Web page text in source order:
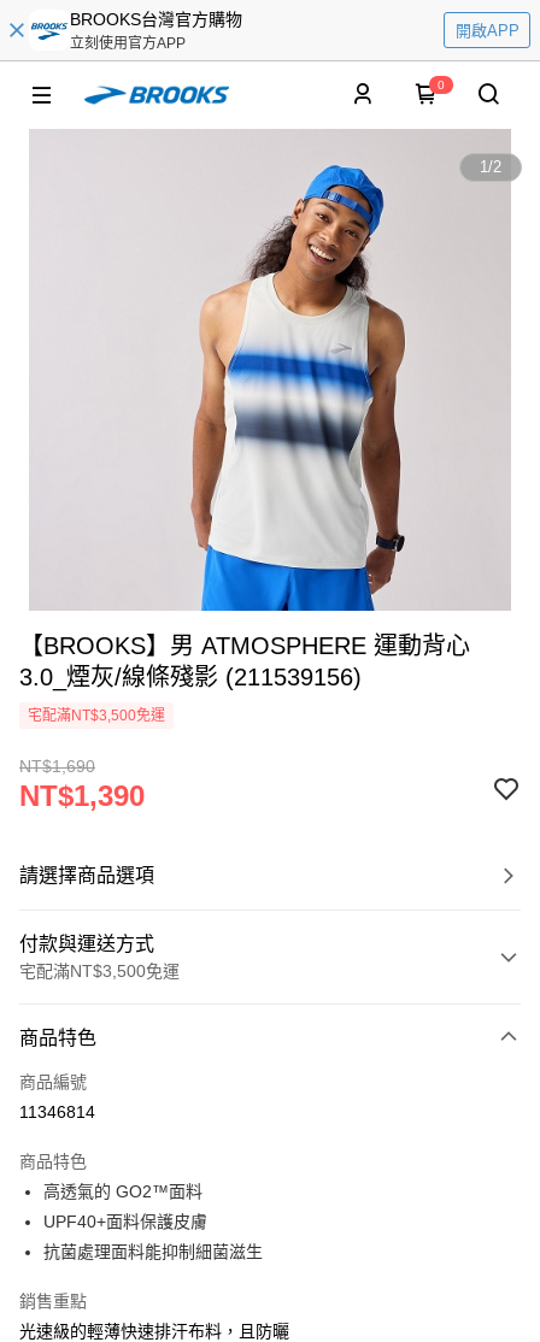
BROOKS台灣官方購物
立刻使用官方APP
開啟APP
0
1/2
【BROOKS】男 ATMOSPHERE 運動背心
3.0_煙灰/線條殘影 (211539156)
宅配滿NT$3,500免運
NT$1,690
NT$1,390
請選擇商品選項
付款與運送方式
宅配滿NT$3,500免運
信用卡一次付款
ATM付款
運送方式
宅配
每筆NT$100，滿NT$3,500(含以上)免運費
商品特色
商品編號
11346814
商品特色
高透氣的 GO2™面料
UPF40+面料保護皮膚
抗菌處理面料能抑制細菌滋生
銷售重點
光速級的輕薄快速排汗布料，且防曬